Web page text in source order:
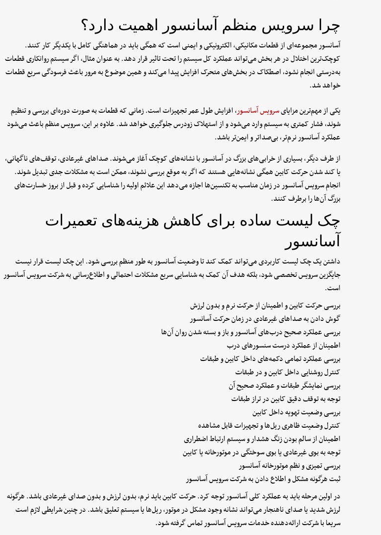
چرا سرویس منظم آسانسور اهمیت دارد؟
آسانسور مجموعه‌ای از قطعات مکانیکی، الکترونیکی و ایمنی است که همگی باید در هماهنگی کامل با یکدیگر کار کنند.
کوچک‌ترین اختلال در هر بخش می‌تواند عملکرد کل سیستم را تحت تاثیر قرار دهد. به عنوان مثال، اگر سیستم روانکاری قطعات
به‌درستی انجام نشود، اصطکاک در بخش‌های متحرک افزایش پیدا می‌کند و همین موضوع به مرور باعث فرسودگی سریع قطعات
خواهد شد.
یکی از مهم‌ترین مزایایسرویس آسانسور، افزایش طول عمر تجهیزات است. زمانی که قطعات به صورت دوره‌ای بررسی و تنظیم
شوند، فشار کمتری به سیستم وارد می‌شود و از استهلاک زودرس جلوگیری خواهد شد. علاوه بر این، سرویس منظم باعث می‌شود
عملکرد آسانسور نرم‌تر، بی‌صدا‌تر و ایمن‌تر باشد.
از طرف دیگر، بسیاری از خرابی‌های بزرگ در آسانسور با نشانه‌های کوچک آغاز می‌شوند. صداهای غیرعادی، توقف‌های ناگهانی،
یا کند شدن حرکت کابین همگی نشانه‌هایی هستند که اگر به موقع بررسی نشوند، ممکن است به مشکلات جدی تبدیل شوند.
انجام سرویس آسانسور در زمان مناسب به تکنسین‌ها اجازه می‌دهد این علائم اولیه را شناسایی کرده و قبل از بروز خسارت‌های
بزرگ آن‌ها را برطرف کنند.
چک لیست ساده برای کاهش هزینه‌های تعمیرات
آسانسور
داشتن یک چک لیست کاربردی می‌تواند کمک کند تا وضعیت آسانسور به طور منظم بررسی شود. این چک لیست قرار نیست
جایگزین سرویس تخصصی شود، بلکه هدف آن کمک به شناسایی سریع مشکلات احتمالی و اطلاع‌رسانی به شرکت سرویس آسانسور
است.
بررسی حرکت کابین و اطمینان از حرکت نرم و بدون لرزش
گوش دادن به صداهای غیرعادی در زمان حرکت آسانسور
بررسی عملکرد صحیح درب‌های آسانسور و باز و بسته شدن روان آن‌ها
اطمینان از عملکرد درست سنسورهای درب
بررسی عملکرد تمامی دکمه‌های داخل کابین و طبقات
کنترل روشنایی داخل کابین و در طبقات
بررسی نمایشگر طبقات و عملکرد صحیح آن
توجه به توقف دقیق کابین در تراز طبقات
بررسی وضعیت تهویه داخل کابین
کنترل وضعیت ظاهری ریل‌ها و تجهیزات قابل مشاهده
اطمینان از سالم بودن زنگ هشدار و سیستم ارتباط اضطراری
توجه به بوی غیرعادی یا بوی سوختگی در موتورخانه یا کابین
بررسی تمیزی و نظم موتورخانه آسانسور
ثبت هرگونه مشکل و اطلاع دادن به شرکت سرویس آسانسور
در اولین مرحله باید به عملکرد کلی آسانسور توجه کرد. حرکت کابین باید نرم، بدون لرزش و بدون صدای غیرعادی باشد. هرگونه
لرزش شدید یا صدای ناهنجار می‌تواند نشانه وجود مشکل در موتور، ریل‌ها یا سیستم تعلیق باشد. در چنین شرایطی لازم است
سریعا با شرکت ارائه‌دهنده خدمات سرویس آسانسور تماس گرفته شود.